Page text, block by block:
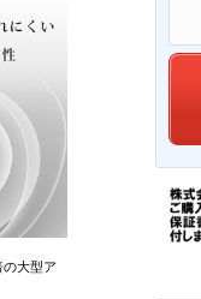
大型ア